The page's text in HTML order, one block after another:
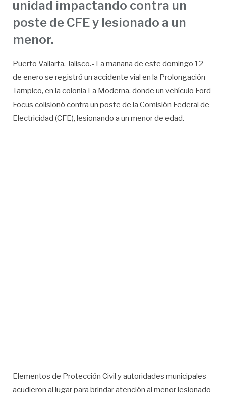
unidad impactando contra un
poste de CFE y lesionado a un
menor.
Puerto Vallarta, Jalisco.- La mañana de este domingo 12
de enero se registró un accidente vial en la Prolongación
Tampico, en la colonia La Moderna, donde un vehículo Ford
Focus colisionó contra un poste de la Comisión Federal de
Electricidad (CFE), lesionando a un menor de edad.
Elementos de Protección Civil y autoridades municipales
acudieron al lugar para brindar atención al menor lesionado